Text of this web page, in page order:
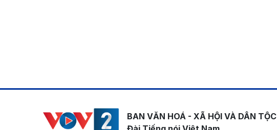
BAN VĂN HOÁ - XÃ HỘI VÀ DÂN TỘC